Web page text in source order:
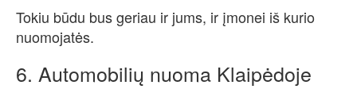
Tokiu būdu bus geriau ir jums, ir įmonei iš kurio
nuomojatės.
6. Automobilių nuoma Klaipėdoje